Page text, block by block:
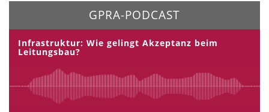
GPRA-PODCAST
Infrastruktur: Wie gelingt Akzeptanz beim
Leitungsbau?